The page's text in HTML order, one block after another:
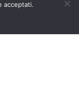
acceptati.